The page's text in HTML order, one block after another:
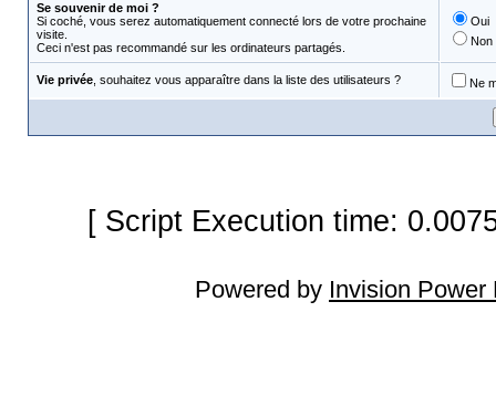
Se souvenir de moi ?
Si coché, vous serez automatiquement connecté lors de votre prochaine
visite.
Ceci n'est pas recommandé sur les ordinateurs partagés.
Oui
Non
Vie privée, souhaitez vous apparaître dans la liste des utilisateurs ? Ne
[ Script Execution time:
Powered by Invision Power